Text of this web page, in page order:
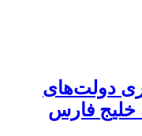
دولت‌های
خلیج فارس